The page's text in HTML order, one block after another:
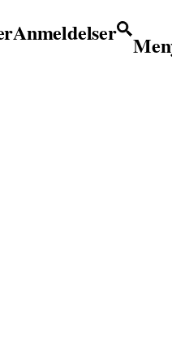
Anmeldelser